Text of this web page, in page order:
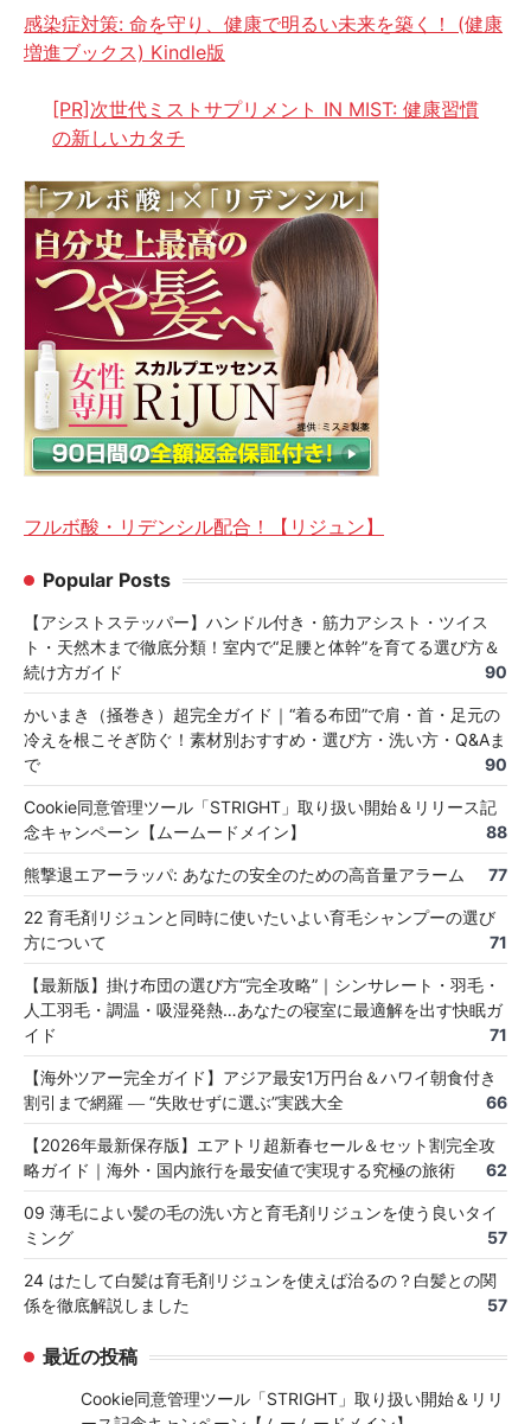
感染症対策: 命を守り、健康で明るい未来を築く！ (健康
増進ブックス) Kindle版
[PR]次世代ミストサプリメント IN MIST: 健康習慣
の新しいカタチ
フルボ酸・リデンシル配合！【リジュン】
Popular Posts
【アシストステッパー】ハンドル付き・筋力アシスト・ツイス
ト・天然木まで徹底分類！室内で“足腰と体幹”を育てる選び方＆
続け方ガイド
90
かいまき（掻巻き）超完全ガイド｜“着る布団”で肩・首・足元の
冷えを根こそぎ防ぐ！素材別おすすめ・選び方・洗い方・Q&Aま
で
90
Cookie同意管理ツール「STRIGHT」取り扱い開始＆リリース記
念キャンペーン【ムームードメイン】
88
熊撃退エアーラッパ: あなたの安全のための高音量アラーム 77
22 育毛剤リジュンと同時に使いたいよい育毛シャンプーの選び
方について
71
【最新版】掛け布団の選び方“完全攻略”｜シンサレート・羽毛・
人工羽毛・調温・吸湿発熱…あなたの寝室に最適解を出す快眠ガ
イド
71
【海外ツアー完全ガイド】アジア最安1万円台＆ハワイ朝食付き
割引まで網羅 ― “失敗せずに選ぶ”実践大全
66
【2026年最新保存版】エアトリ超新春セール＆セット割完全攻
略ガイド｜海外・国内旅行を最安値で実現する究極の旅術
62
09 薄毛によい髪の毛の洗い方と育毛剤リジュンを使う良いタイ
ミング
57
24 はたして白髪は育毛剤リジュンを使えば治るの？白髪との関
係を徹底解説しました
57
最近の投稿
Cookie同意管理ツール「STRIGHT」取り扱い開始＆リリ